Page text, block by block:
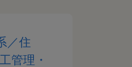
／住
管理・